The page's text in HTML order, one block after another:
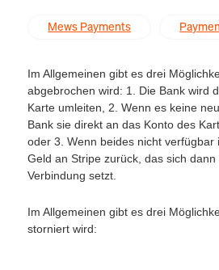
Mews Payments
Im Allgemeinen gibt es drei
abgebrochen wird: 1. Die Bank wird
Karte umleiten, 2. Wenn es keine
Bank sie direkt an das Konto des
oder 3. Wenn beides nicht verfügbar
Geld an Stripe zurück, das sich
Verbindung setzt.
Im Allgemeinen gibt es drei
storniert wird: